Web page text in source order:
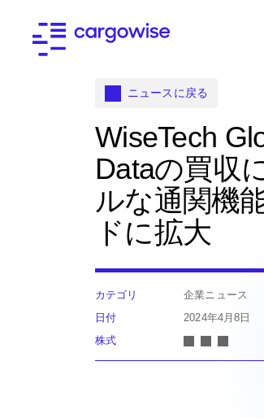
ニュースに戻る
WiseTech
Dataの買収
ルな通関機
ドに拡大
カテゴリ
企業ニュース
日付
2024年4月8日
株式